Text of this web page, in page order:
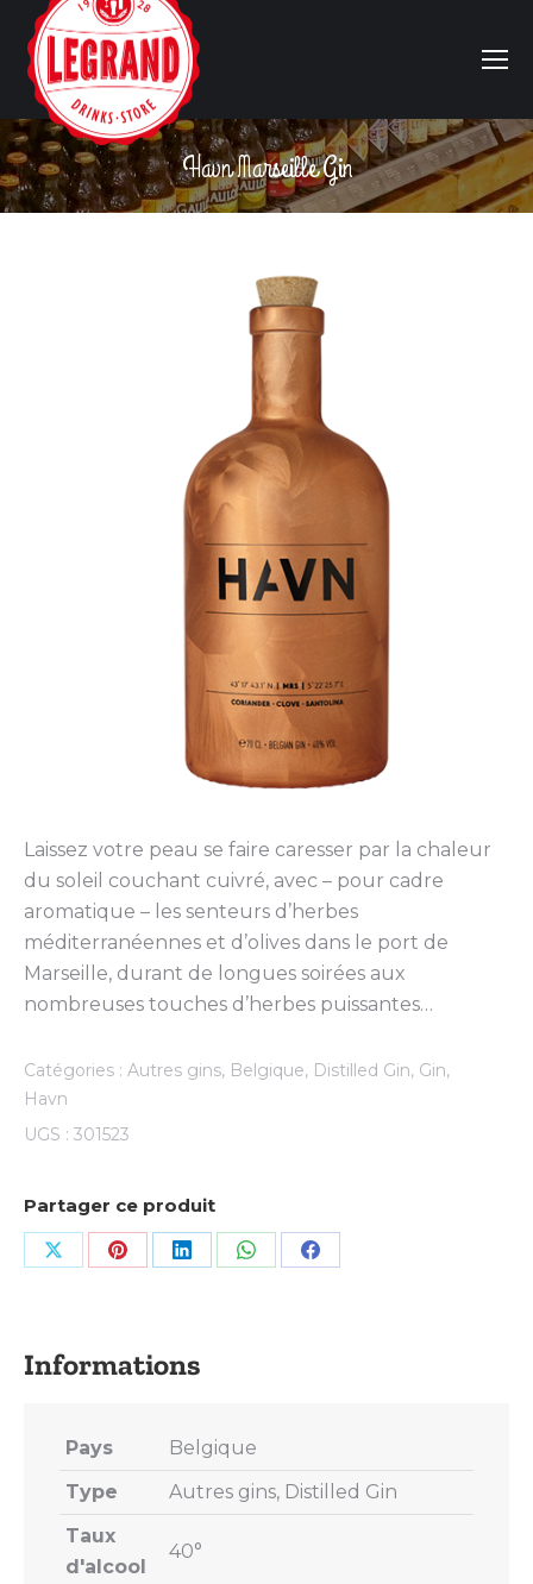
Havn Marseille Gin
Vous êtes ici :
Laissez votre peau se faire caresser par la chaleur
du soleil couchant cuivré, avec – pour cadre
aromatique – les senteurs d’herbes
méditerranéennes et d’olives dans le port de
Marseille, durant de longues soirées aux
nombreuses touches d’herbes puissantes…
Catégories : Autres gins, Belgique, Distilled Gin, Gin,
Havn
UGS : 301523
Partager ce produit
Share Share Share Share Share
Pays
Belgique
Type
Autres gins, Distilled Gin
Taux
d'alcool
40°